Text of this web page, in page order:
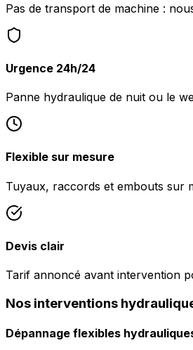
Pas de transport de machine :
Urgence 24h/24
Panne hydraulique de nuit ou le
Flexible sur mesure
Tuyaux, raccords et embouts sur
Devis clair
Tarif annoncé avant intervention
Nos interventions
Dépannage flexibles